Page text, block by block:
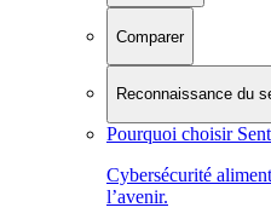
Comparer
Reconnaissance du
Pourquoi choisir
Cybersécurité
l’avenir.